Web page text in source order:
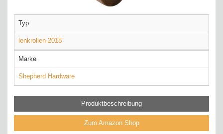
Typ
lenkrollen-2018
Marke
Shepherd Hardware
Produktbeschreibung
Zum Amazon Shop